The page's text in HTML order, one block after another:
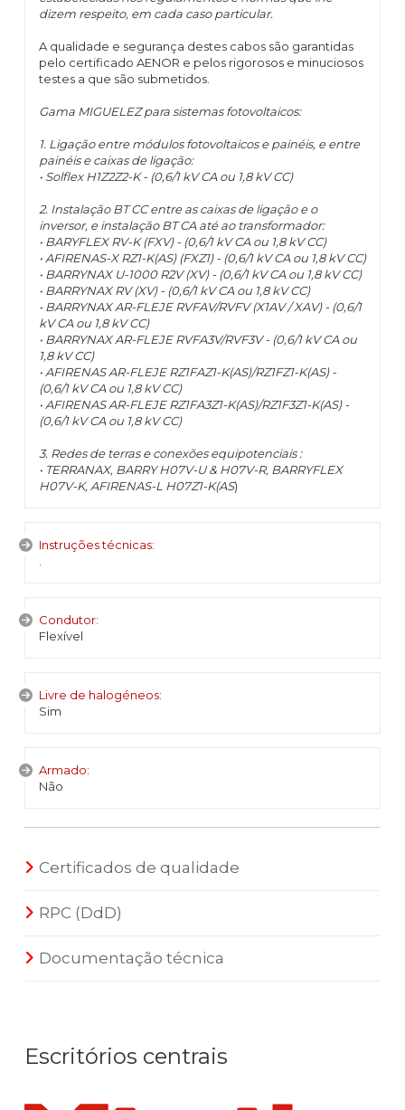
dizem respeito, em cada caso particular.
A qualidade e segurança destes cabos são garantidas
pelo certificado AENOR e pelos rigorosos e minuciosos
testes a que são submetidos.
Gama MIGUELEZ para sistemas fotovoltaicos:
1. Ligação entre módulos fotovoltaicos e painéis, e entre
painéis e caixas de ligação:
• Solflex H1Z2Z2-K - (0,6/1 kV CA ou 1,8 kV CC)
2. Instalação BT CC entre as caixas de ligação e o
inversor, e instalação BT CA até ao transformador:
• BARYFLEX RV-K (FXV) - (0,6/1 kV CA ou 1,8 kV CC)
• AFIRENAS-X RZ1-K(AS) (FXZ1) - (0,6/1 kV CA ou 1,8 kV CC)
• BARRYNAX U-1000 R2V (XV) - (0,6/1 kV CA ou 1,8 kV CC)
• BARRYNAX RV (XV) - (0,6/1 kV CA ou 1,8 kV CC)
• BARRYNAX AR-FLEJE RVFAV/RVFV (X1AV / XAV) - (0,6/1
kV CA ou 1,8 kV CC)
• BARRYNAX AR-FLEJE RVFA3V/RVF3V - (0,6/1 kV CA ou
1,8 kV CC)
• AFIRENAS AR-FLEJE RZ1FAZ1-K(AS)/RZ1FZ1-K(AS) -
(0,6/1 kV CA ou 1,8 kV CC)
• AFIRENAS AR-FLEJE RZ1FA3Z1-K(AS)/RZ1F3Z1-K(AS) -
(0,6/1 kV CA ou 1,8 kV CC)
3. Redes de terras e conexões equipotenciais :
• TERRANAX, BARRY H07V-U & H07V-R, BARRYFLEX
H07V-K, AFIRENAS-L H07Z1-K(AS)
Instruções técnicas:
Condutor:
Flexível
Livre de halogéneos:
Sim
Armado:
Não
Certificados de qualidade
RPC (DdD)
Documentação técnica
Escritórios centrais